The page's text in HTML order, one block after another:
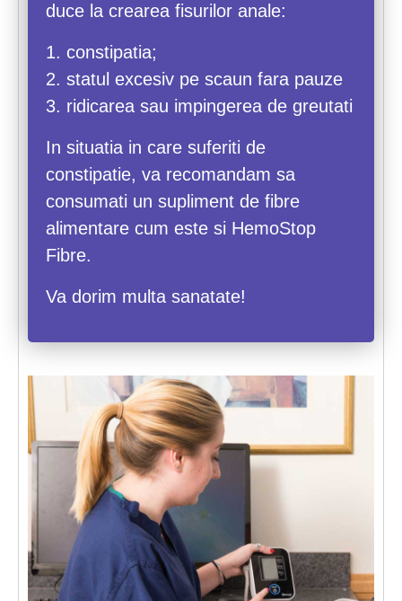
duce la crearea fisurilor anale:
1. constipatia;
2. statul excesiv pe scaun fara pauze
3. ridicarea sau impingerea de greutati
In situatia in care suferiti de
constipatie, va recomandam sa
consumati un supliment de fibre
alimentare cum este si HemoStop
Fibre.
Va dorim multa sanatate!